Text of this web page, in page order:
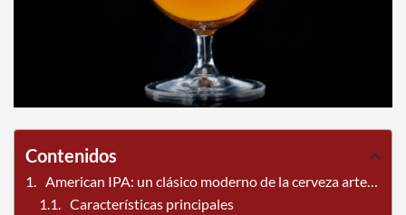
Contenidos
American IPA: un clásico moderno de la cerveza artesanal
Características principales